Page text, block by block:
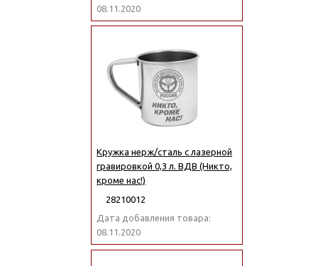
08.11.2020
Кружка нерж/сталь с лазерной
гравировкой 0,3 л. ВДВ (Никто,
кроме нас!)
28210012
Дата добавления товара:
08.11.2020